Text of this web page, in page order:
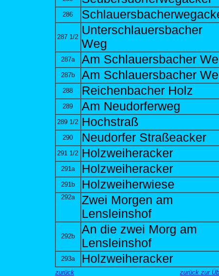
286
287 1/2
Unterschlauersbacher
Weg
287a Am Schlauersbacher
287b Am Schlauersbacher
288 Reichenbacher Holz
289 Am Neudorferweg
289 1/2 Hochstraß
290 Neudorfer Straßeacker
291 1/2 Holzweiheracker
291a Holzweiheracker
291b Holzweiherwiese
292a
Zwei Morgen am
Lensleinshof
292b
An die zwei Morg am
Lensleinshof
293a Holzweiheracker
zurück zurück zur